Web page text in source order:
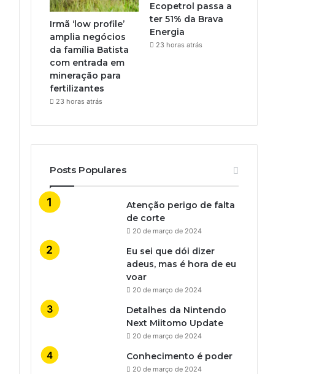
Irmã ‘low profile’
amplia negócios
da família Batista
com entrada em
mineração para
fertilizantes
23 horas atrás
Ecopetrol passa a
ter 51% da Brava
Energia
23 horas atrás
Posts Populares
Atenção perigo de falta
de corte
20 de março de 2024
Eu sei que dói dizer
adeus, mas é hora de eu
voar
20 de março de 2024
Detalhes da Nintendo
Next Miitomo Update
20 de março de 2024
Conhecimento é poder
20 de março de 2024